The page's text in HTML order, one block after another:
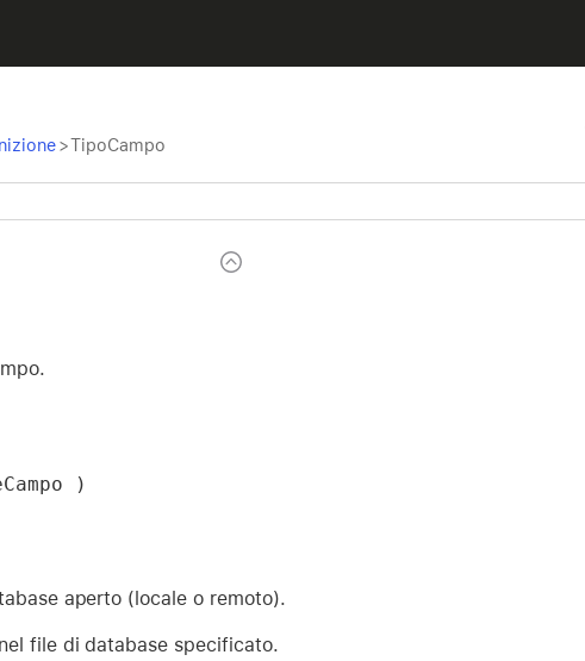
>TipoCampo
)
aperto (locale o remoto).
file di database specificato.